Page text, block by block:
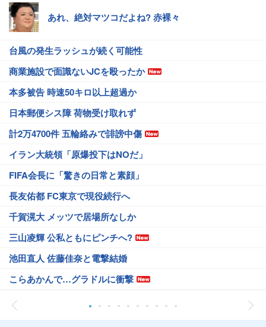
あれ、絶対マツコだよね? 赤裸々
台風の発生ラッシュが続く可能性
商業施設で面識ないJCを殴ったか
本多被告 時速50キロ以上超過か
日本郵便シス障 荷物受け取れず
計2万4700件 五輪絡みで誹謗中傷
イラン大統領「原爆投下はNOだ」
FIFA会長に「驚きの日常と素顔」
長友佑都 FC東京で現役続行へ
千賀滉大 メッツで居場所なしか
三山凌輝 公私ともにピンチへ?
池田直人 佐藤佳奈と電撃結婚
こらあかんで…グラドルに衝撃